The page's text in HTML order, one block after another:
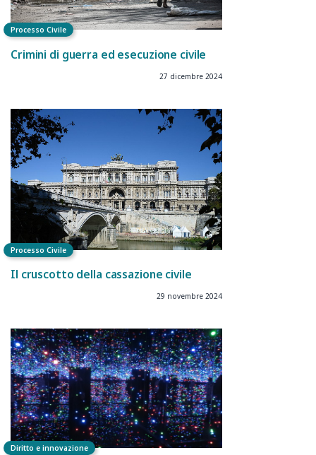
Processo Civile
Crimini di guerra ed esecuzione civile
27 dicembre 2024
Processo Civile
Il cruscotto della cassazione civile
29 novembre 2024
Diritto e innovazione